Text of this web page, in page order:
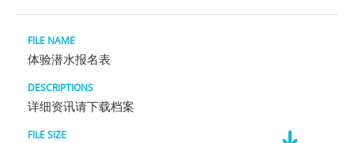
体验潜水报名表
详细资讯请下载档案